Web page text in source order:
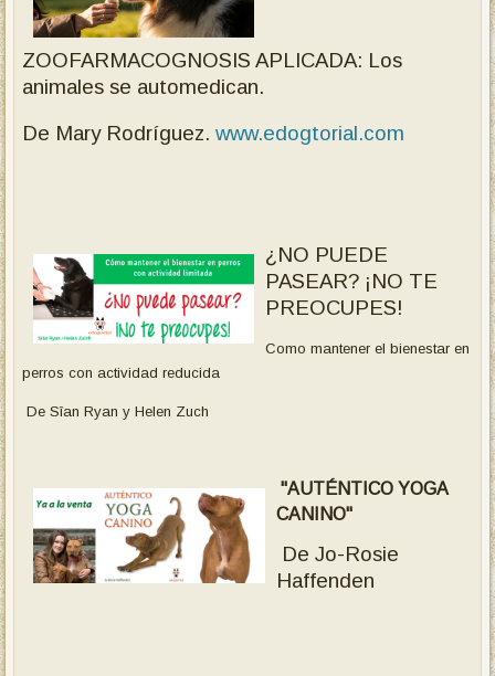
ZOOFARMACOGNOSIS APLICADA: Los
animales se automedican.
De Mary Rodríguez.www.edogtorial.com
¿NO PUEDE
PASEAR? ¡NO TE
PREOCUPES!
Como mantener el bienestar en
perros con actividad reducida
De Sîan Ryan y Helen Zuch
"AUTÉNTICO YOGA
CANINO"
De Jo-Rosie
Haffenden